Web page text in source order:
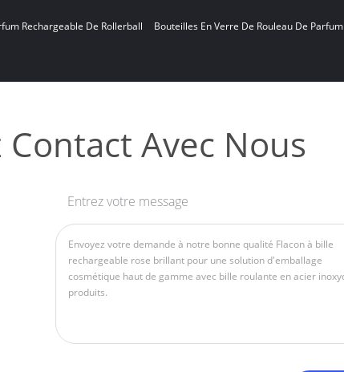
Rechargeable De Rollerball Bouteilles En Verre De Rouleau De Parfum
Contact Avec Nous
Entrez votre message